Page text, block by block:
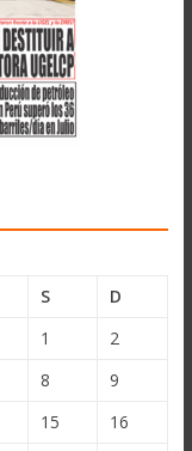
S
D
1
2
8
9
15
16